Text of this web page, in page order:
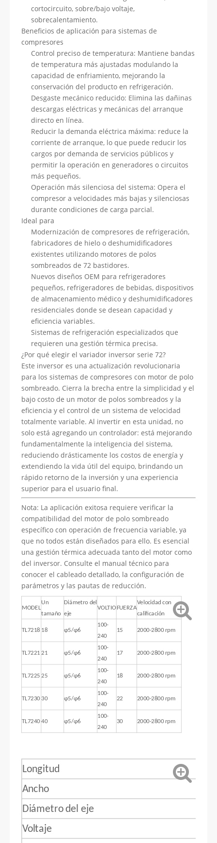
cortocircuito, sobre/bajo voltaje,
sobrecalentamiento.
Beneficios de aplicación para sistemas de
compresores
Control preciso de temperatura: Mantiene bandas
de temperatura más ajustadas modulando la
capacidad de enfriamiento, mejorando la
conservación del producto en refrigeración.
Desgaste mecánico reducido: Elimina las dañinas
descargas eléctricas y mecánicas del arranque
directo en línea.
Reducir la demanda eléctrica máxima: reduce la
corriente de arranque, lo que puede reducir los
cargos por demanda de servicios públicos y
permitir la operación en generadores o circuitos
más pequeños.
Operación más silenciosa del sistema: Opera el
compresor a velocidades más bajas y silenciosas
durante condiciones de carga parcial.
Ideal para
Modernización de compresores de refrigeración,
fabricadores de hielo o deshumidificadores
existentes utilizando motores de polos
sombreados de 72 bastidores.
Nuevos diseños OEM para refrigeradores
pequeños, refrigeradores de bebidas, dispositivos
de almacenamiento médico y deshumidificadores
residenciales donde se desean capacidad y
eficiencia variables.
Sistemas de refrigeración especializados que
requieren una gestión térmica precisa.
¿Por qué elegir el variador inversor serie 72?
Este inversor es una actualización revolucionaria
para los sistemas de compresores con motor de polo
sombreado. Cierra la brecha entre la simplicidad y el
bajo costo de un motor de polos sombreados y la
eficiencia y el control de un sistema de velocidad
totalmente variable. Al invertir en esta unidad, no
solo está agregando un controlador: está mejorando
fundamentalmente la inteligencia del sistema,
reduciendo drásticamente los costos de energía y
extendiendo la vida útil del equipo, brindando un
rápido retorno de la inversión y una experiencia
superior para el usuario final.
Nota: La aplicación exitosa requiere verificar la
compatibilidad del motor de polo sombreado
específico con operación de frecuencia variable, ya
que no todos están diseñados para ello. Es esencial
una gestión térmica adecuada tanto del motor como
del inversor. Consulte el manual técnico para
conocer el cableado detallado, la configuración de
parámetros y las pautas de reducción.
MODEL
Un
tamaño
Diámetro del
eje
VOLTIO FUERZA
Velocidad con
calificación
TL7218 18 φ5/φ6
100-
240
15 2000-2800 rpm
TL7221 21 φ5/φ6
100-
240
17 2000-2800 rpm
TL7225 25 φ5/φ6
100-
240
18 2000-2800 rpm
TL7230 30 φ5/φ6
100-
240
22 2000-2800 rpm
TL7240 40 φ5/φ6
100-
240
30 2000-2800 rpm
Longitud
Ancho
Diámetro del eje
Voltaje